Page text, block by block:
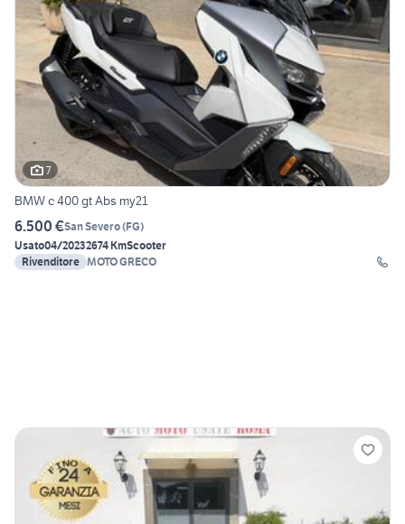
7
BMW c 400 gt Abs my21
6.500 €San Severo(FG)
Usato04/20232674 KmScooter
Rivenditore MOTO GRECO